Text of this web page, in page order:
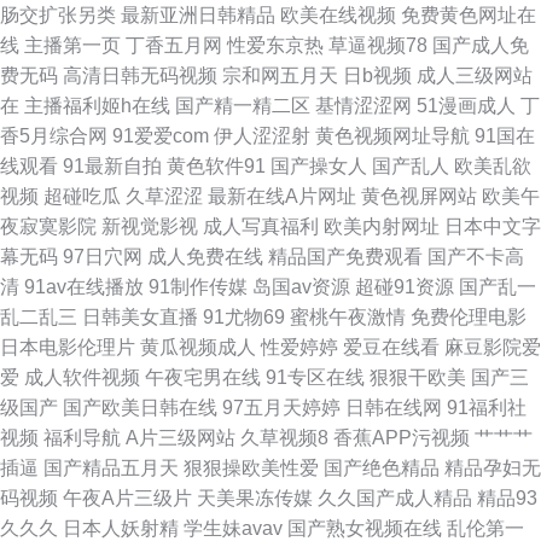
免费黑料 超碰97最新 国语不卡肏屄视频 免费91网站 日本淫乱人妻 性爱福利
91内射视频 操逼资源网 国产色婷婷孕妇 五月激情网站 a级日韩色电影 韩日
一级片网络 人妻操操 午夜影院男人天堂 91喷水后入 超碰综合久久 后入黑丝
老阿姨 欧美性爱第七页 亚洲欧美网址 AV女资源网址 国产足交在线观看 内射
91白虎白丝 深夜福利专区 91次源 超碰在线97观看 精国产精国产久久 亚洲
欧洲av AV天堂黄色 韩国无码黄色 欧美亚州国产 午夜剧场欧美 97超碰成人
网站 国产91蜜臀人妻 久久青青草视频 日本黄色网 91精品手机9 福利撸撸导
航 久久色网 日韩欧美黄黄色 最新超碰午夜网站
肠交扩张另类 最新亚洲日韩精品 欧美在线视频 免费黄色网址在
线 主播第一页 丁香五月网 性爱东京热 草逼视频78 国产成人免
费无码 高清日韩无码视频 宗和网五月天 日b视频 成人三级网站
在 主播福利姬h在线 国产精一精二区 基情涩涩网 51漫画成人 丁
香5月综合网 91爱爱com 伊人涩涩射 黄色视频网址导航 91国在
线观看 91最新自拍 黄色软件91 国产操女人 国产乱人 欧美乱欲
视频 超碰吃瓜 久草涩涩 最新在线A片网址 黄色视屏网站 欧美午
夜寂寞影院 新视觉影视 成人写真福利 欧美内射网址 日本中文字
幕无码 97日穴网 成人免费在线 精品国产免费观看 国产不卡高
清 91av在线播放 91制作传媒 岛国av资源 超碰91资源 国产乱一
乱二乱三 日韩美女直播 91尤物69 蜜桃午夜激情 免费伦理电影
日本电影伦理片 黄瓜视频成人 性爱婷婷 爱豆在线看 麻豆影院爱
爱 成人软件视频 午夜宅男在线 91专区在线 狠狠干欧美 国产三
级国产 国产欧美日韩在线 97五月天婷婷 日韩在线网 91福利社
视频 福利导航 A片三级网站 久草视频8 香蕉APP污视频 艹艹艹
插逼 国产精品五月天 狠狠操欧美性爱 国产绝色精品 精品孕妇无
码视频 午夜A片三级片 天美果冻传媒 久久国产成人精品 精品93
久久久
日本人妖射精 学生妹avav 国产熟女视频在线 乱伦第一